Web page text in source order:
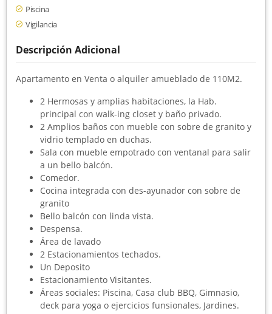
Piscina
Vigilancia
Descripción Adicional
Apartamento en Venta o alquiler amueblado de 110M2.
2 Hermosas y amplias habitaciones, la Hab.
principal con walk-ing closet y baño privado.
2 Amplios baños con mueble con sobre de granito y
vidrio templado en duchas.
Sala con mueble empotrado con ventanal para salir
a un bello balcón.
Comedor.
Cocina integrada con des-ayunador con sobre de
granito
Bello balcón con linda vista.
Despensa.
Área de lavado
2 Estacionamientos techados.
Un Deposito
Estacionamiento Visitantes.
Áreas sociales: Piscina, Casa club BBQ, Gimnasio,
deck para yoga o ejercicios funsionales, Jardines.